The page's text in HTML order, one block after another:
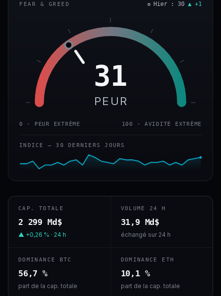
FEAR & GREED Hier : 30 ▲ +1
31
PEUR
0 · PEUR EXTRÊME 100 · AVIDITÉ EXTRÊME
INDICE — 30 DERNIERS JOURS
CAP. TOTALE
2 299 Md$
▲ +0,26 % · 24 h
VOLUME 24 H
31,9 Md$
échangé sur 24 h
DOMINANCE BTC
56,7 %
part de la cap. totale
DOMINANCE ETH
10,1 %
part de la cap. totale